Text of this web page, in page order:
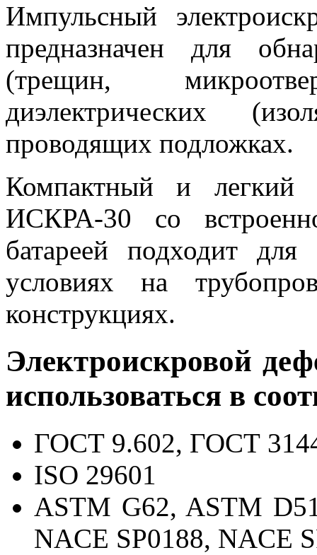
Импульсный
предназначен для
(трещин,
диэлектрических
проводящих подложках.
Компактный и легкий
ИСКРА-30 со
батареей подходит
условиях на
конструкциях.
Электроискровой
использоваться в
ГОСТ 9.602, ГОСТ
ISO 29601
ASTM G62, ASTM
NACE SP0188, NACE